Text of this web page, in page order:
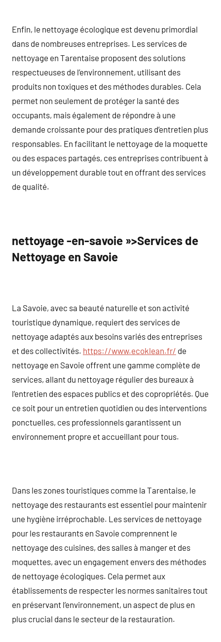
Enfin, le nettoyage écologique est devenu primordial
dans de nombreuses entreprises. Les services de
nettoyage en Tarentaise proposent des solutions
respectueuses de l’environnement, utilisant des
produits non toxiques et des méthodes durables. Cela
permet non seulement de protéger la santé des
occupants, mais également de répondre à une
demande croissante pour des pratiques d’entretien plus
responsables. En facilitant le nettoyage de la moquette
ou des espaces partagés, ces entreprises contribuent à
un développement durable tout en offrant des services
de qualité.
nettoyage -en-savoie »>Services de
Nettoyage en Savoie
La Savoie, avec sa beauté naturelle et son activité
touristique dynamique, requiert des services de
nettoyage adaptés aux besoins variés des entreprises
et des collectivités. https://www.ecoklean.fr/ de
nettoyage en Savoie offrent une gamme complète de
services, allant du nettoyage régulier des bureaux à
l’entretien des espaces publics et des copropriétés. Que
ce soit pour un entretien quotidien ou des interventions
ponctuelles, ces professionnels garantissent un
environnement propre et accueillant pour tous.
Dans les zones touristiques comme la Tarentaise, le
nettoyage des restaurants est essentiel pour maintenir
une hygiène irréprochable. Les services de nettoyage
pour les restaurants en Savoie comprennent le
nettoyage des cuisines, des salles à manger et des
moquettes, avec un engagement envers des méthodes
de nettoyage écologiques. Cela permet aux
établissements de respecter les normes sanitaires tout
en préservant l’environnement, un aspect de plus en
plus crucial dans le secteur de la restauration.